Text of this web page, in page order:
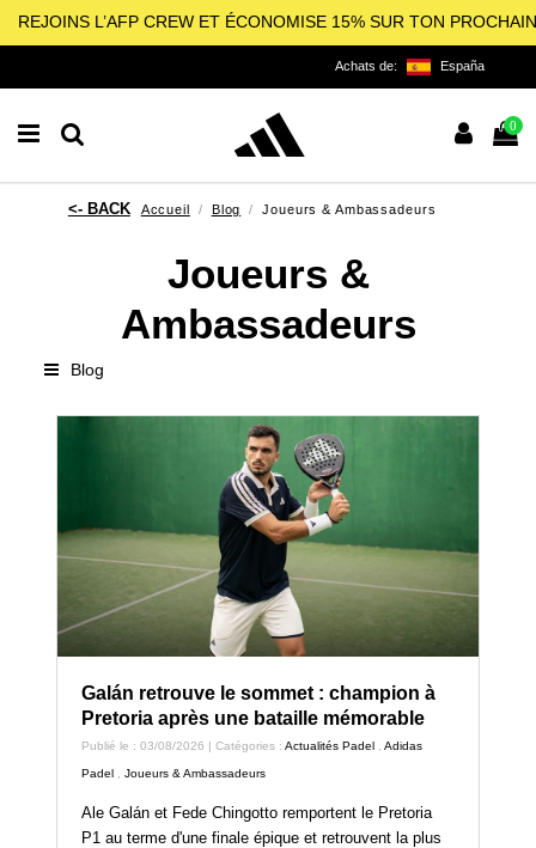
REJOINS L’AFP CREW ET ÉCONOMISE 15% SUR TON
Achats de: España
0
Accueil Blog Joueurs & Ambassadeurs
Joueurs &
Ambassadeurs
Blog
Galán retrouve le sommet : champion à
Pretoria après une bataille mémorable
Publié le : 03/08/2026 | Catégories :Actualités Padel ,Adidas
Padel ,Joueurs & Ambassadeurs
Ale Galán et Fede Chingotto remportent le Pretoria
P1 au terme d'une finale épique et retrouvent la plus